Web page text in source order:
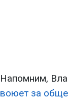
Напомним,
воюет за